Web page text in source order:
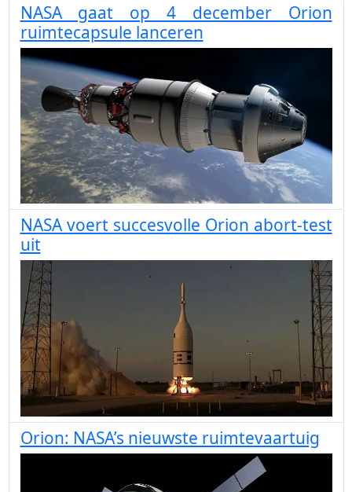
NASA gaat op 4 december Orion
ruimtecapsule lanceren
NASA voert succesvolle Orion abort-test
uit
Orion: NASA’s nieuwste ruimtevaartuig